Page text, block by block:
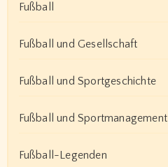
Fußball
Fußball und Gesellschaft
Fußball und Sportgeschichte
Fußball und Sportmanagement
Fußball-Legenden